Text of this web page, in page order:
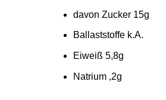
davon Zucker 15g
Ballaststoffe k.A.
Eiweiß 5,8g
Natrium ,2g